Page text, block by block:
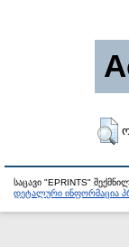
საცავი "EPRINTS"
დეტალური ინფორმაცია